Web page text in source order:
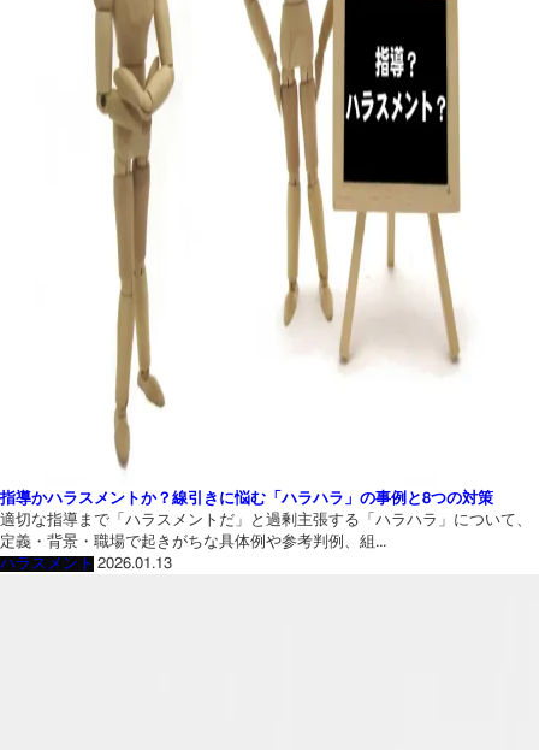
指導かハラスメントか？線引きに悩む「ハラハラ」の事例と8つの対策
適切な指導まで「ハラスメントだ」と過剰主張する「ハラハラ」について、
定義・背景・職場で起きがちな具体例や参考判例、組...
ハラスメント 2026.01.13